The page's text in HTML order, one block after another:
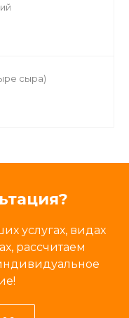
сыра)
услугах, видах
рассчитаем